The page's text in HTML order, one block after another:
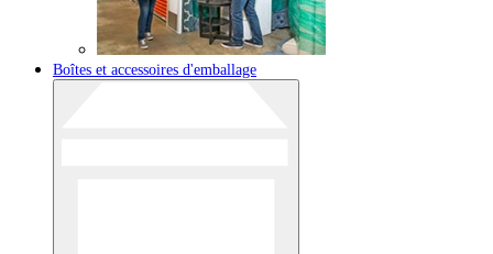
Boîtes et accessoires d'emballage